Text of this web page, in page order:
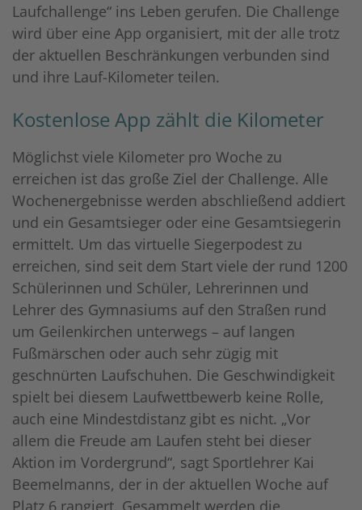
Laufchallenge“ ins Leben gerufen. Die Challenge
wird über eine App organisiert, mit der alle trotz
der aktuellen Beschränkungen verbunden sind
und ihre Lauf-Kilometer teilen.
Kostenlose App zählt die Kilometer
Möglichst viele Kilometer pro Woche zu
erreichen ist das große Ziel der Challenge. Alle
Wochenergebnisse werden abschließend addiert
und ein Gesamtsieger oder eine Gesamtsiegerin
ermittelt. Um das virtuelle Siegerpodest zu
erreichen, sind seit dem Start viele der rund 1200
Schülerinnen und Schüler, Lehrerinnen und
Lehrer des Gymnasiums auf den Straßen rund
um Geilenkirchen unterwegs – auf langen
Fußmärschen oder auch sehr zügig mit
geschnürten Laufschuhen. Die Geschwindigkeit
spielt bei diesem Laufwettbewerb keine Rolle,
auch eine Mindestdistanz gibt es nicht. „Vor
allem die Freude am Laufen steht bei dieser
Aktion im Vordergrund“, sagt Sportlehrer Kai
Beemelmanns, der in der aktuellen Woche auf
Platz 6 rangiert. Gesammelt werden die